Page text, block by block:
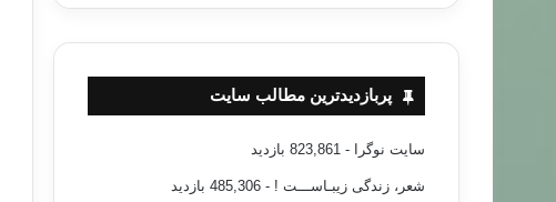
پربازدیدترین مطالب سایت
سایت نوگرا - 823,861 بازدید
شعر، زندگی زیبـاســـت ! - 485,306 بازدید